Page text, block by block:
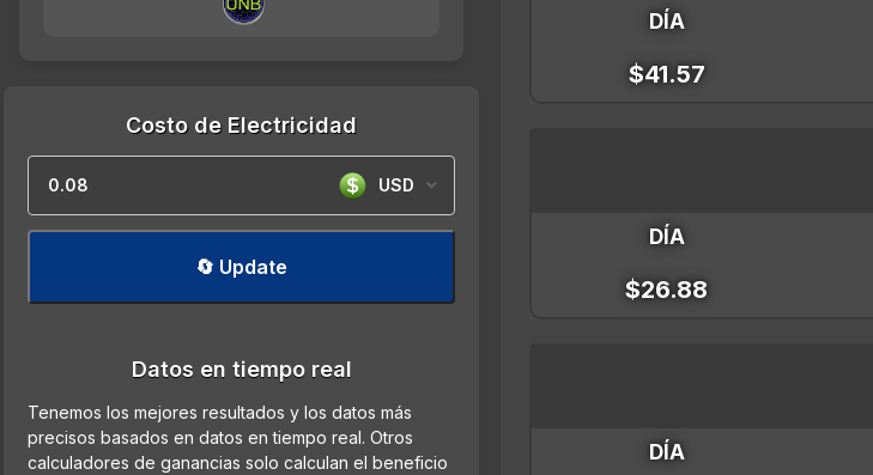
Costo de Electricidad
USD
🔄 Update
Datos en tiempo real
Tenemos los mejores resultados y los datos más
precisos basados en datos en tiempo real. Otros
calculadores de ganancias solo calculan el beneficio
DÍA
$41.57
DÍA
$26.88
DÍA